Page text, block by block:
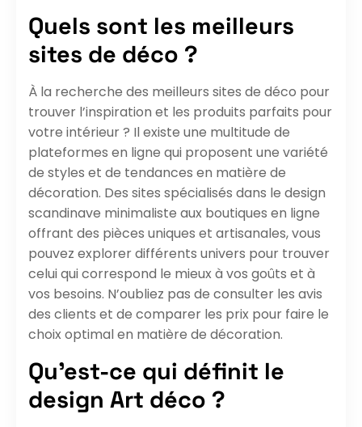
Quels sont les meilleurs
sites de déco ?
À la recherche des meilleurs sites de déco pour
trouver l’inspiration et les produits parfaits pour
votre intérieur ? Il existe une multitude de
plateformes en ligne qui proposent une variété
de styles et de tendances en matière de
décoration. Des sites spécialisés dans le design
scandinave minimaliste aux boutiques en ligne
offrant des pièces uniques et artisanales, vous
pouvez explorer différents univers pour trouver
celui qui correspond le mieux à vos goûts et à
vos besoins. N’oubliez pas de consulter les avis
des clients et de comparer les prix pour faire le
choix optimal en matière de décoration.
Qu’est-ce qui définit le
design Art déco ?